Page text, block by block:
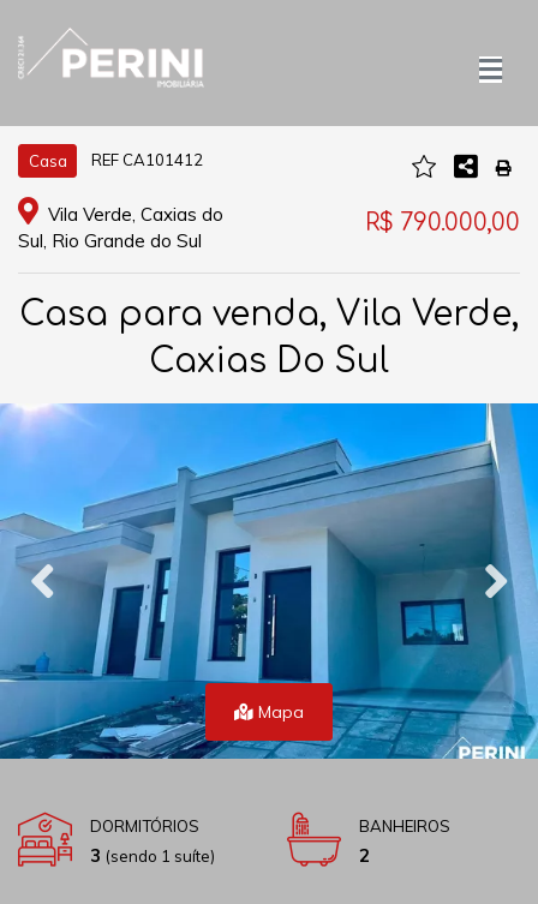
Casa REF CA101412
Vila Verde, Caxias do
Sul, Rio Grande do Sul
R$ 790.000,00
Casa para venda, Vila Verde,
Caxias Do Sul
Mapa
DORMITÓRIOS
3 (sendo 1 suíte)
BANHEIROS
2